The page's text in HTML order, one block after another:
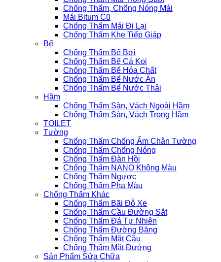
Chống Thấm, Chống Nóng Mái
Mái Bitum Cũ
Chống Thấm Mái Đi Lại
Chống Thấm Khe Tiếp Giáp
Bể
Chống Thấm Bể Bơi
Chống Thấm Bể Cá Koi
Chống Thấm Bể Hóa Chất
Chống Thấm Bể Nước Ăn
Chống Thấm Bể Nước Thải
Hầm
Chống Thấm Sàn, Vách Ngoài Hầm
Chống Thấm Sàn, Vách Trong Hầm
TOILET
Tường
Chống Thấm Chống Ẩm Chân Tường
Chống Thấm Chống Nóng
Chống Thấm Đàn Hồi
Chống Thấm NANO Không Màu
Chống Thấm Ngược
Chống Thấm Pha Màu
Chống Thấm Khác
Chống Thấm Bãi Đỗ Xe
Chống Thấm Cầu Đường Sắt
Chống Thấm Đá Tự Nhiên
Chống Thấm Đường Băng
Chống Thấm Mặt Cầu
Chống Thấm Mặt Đường
Sản Phẩm Sửa Chữa